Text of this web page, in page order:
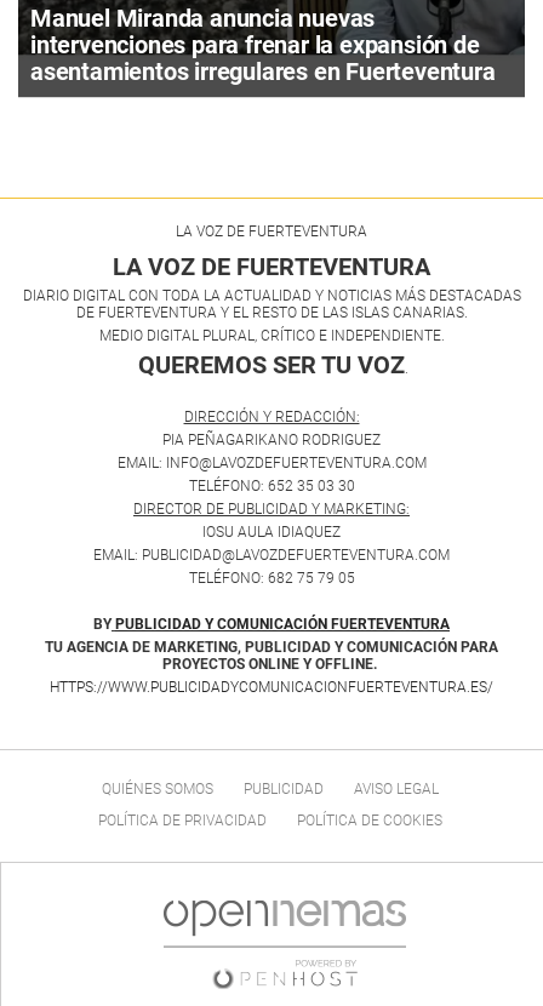
Manuel Miranda anuncia nuevas
intervenciones para frenar la expansión de
asentamientos irregulares en Fuerteventura
LA VOZ DE FUERTEVENTURA
LA VOZ DE FUERTEVENTURA
DIARIO DIGITAL CON TODA LA ACTUALIDAD Y NOTICIAS MÁS DESTACADAS
DE FUERTEVENTURA Y EL RESTO DE LAS ISLAS CANARIAS.
MEDIO DIGITAL PLURAL, CRÍTICO E INDEPENDIENTE.
QUEREMOS SER TU VOZ.
DIRECCIÓN Y REDACCIÓN:
PIA PEÑAGARIKANO RODRIGUEZ
EMAIL: INFO@LAVOZDEFUERTEVENTURA.COM
TELÉFONO: 652 35 03 30
DIRECTOR DE PUBLICIDAD Y MARKETING:
IOSU AULA IDIAQUEZ
EMAIL: PUBLICIDAD@LAVOZDEFUERTEVENTURA.COM
TELÉFONO: 682 75 79 05
BY PUBLICIDAD Y COMUNICACIÓN FUERTEVENTURA
TU AGENCIA DE MARKETING, PUBLICIDAD Y COMUNICACIÓN PARA
PROYECTOS ONLINE Y OFFLINE.
HTTPS://WWW.PUBLICIDADYCOMUNICACIONFUERTEVENTURA.ES/
QUIÉNES SOMOS PUBLICIDAD
AVISO LEGAL
POLÍTICA DE PRIVACIDAD
POLÍTICA DE COOKIES